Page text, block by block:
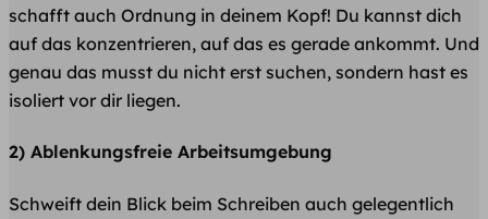
schafft auch Ordnung in deinem Kopf! Du kannst dich
auf das konzentrieren, auf das es gerade ankommt. Und
genau das musst du nicht erst suchen, sondern hast es
isoliert vor dir liegen.
2) Ablenkungsfreie Arbeitsumgebung
Schweift dein Blick beim Schreiben auch gelegentlich